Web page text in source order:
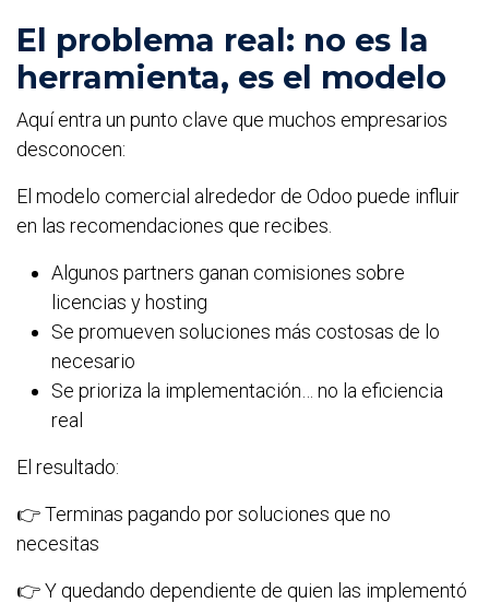
El problema real: no es la
herramienta, es el modelo
Aquí entra un punto clave que muchos empresarios
desconocen:
El modelo comercial alrededor de Odoo puede influir
en las recomendaciones que recibes.
Algunos partners ganan comisiones sobre
licencias y hosting
Se promueven soluciones más costosas de lo
necesario
Se prioriza la implementación… no la eficiencia
real
El resultado:
👉 Terminas pagando por soluciones que no
necesitas
👉 Y quedando dependiente de quien las implementó